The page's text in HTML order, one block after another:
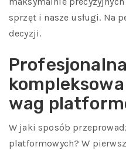
sprzęt i nasze usługi. Na
decyzji.
wag
W jaki sposób
platformowych? W